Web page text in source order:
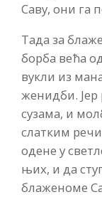
Саву, они га
Тада за
борба већа
вукли из
женидби. Јер
сузама, и
слатким
одене у
њих, и да
блаженоме